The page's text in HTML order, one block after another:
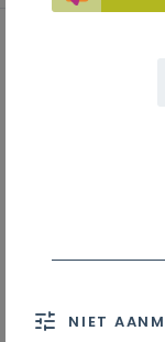
Ontwikkeling
NIET